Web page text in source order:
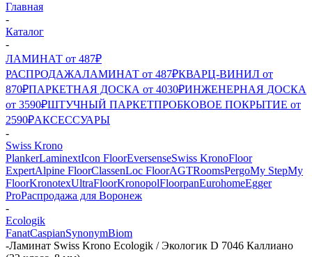
Главная
-
Каталог
-
ЛАМИНАТ от 487₽
РАСПРОДАЖАЛАМИНАТ от 487₽КВАРЦ-ВИНИЛ от
870₽ПАРКЕТНАЯ ДОСКА от 4030₽ИНЖЕНЕРНАЯ ДОСКА
от 3590₽ШТУЧНЫЙ ПАРКЕТПРОБКОВОЕ ПОКРЫТИЕ от
2590₽АКСЕССУАРЫ
-
Swiss Krono
PlankerLaminextIcon FloorEversenseSwiss KronoFloor
ExpertAlpine FloorClassenLoc FloorAGTRoomsPergoMy StepMy
FloorKronotexUltraFloorKronopolFloorpanEurohomeEgger
ProРаспродажа для Воронеж
-
Ecologik
FanatCaspianSynonymBiom
-Ламинат Swiss Krono Ecologik / Экологик D 7046 Каллиано